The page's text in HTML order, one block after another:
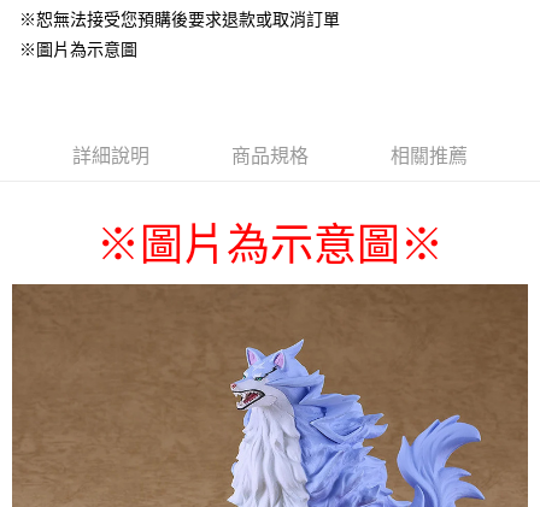
每筆NT$220
※恕無法接受您預購後要求退款或取消訂單
※圖片為示意圖
詳細說明 商品規格 相關推薦
※ 圖片為示意圖 ※